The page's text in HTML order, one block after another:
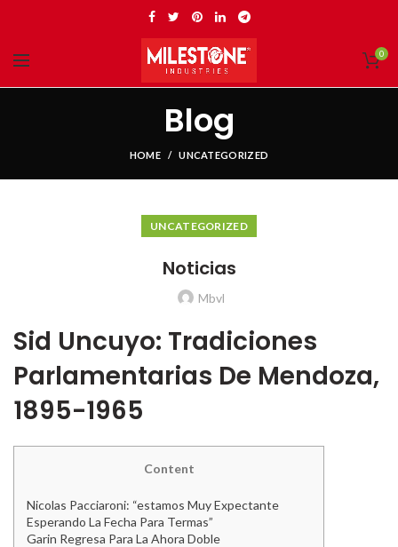
0
Blog
HOME UNCATEGORIZED
UNCATEGORIZED
Noticias
Mbvl
Sid Uncuyo: Tradiciones
Parlamentarias De Mendoza,
1895-1965
Content
Nicolas Pacciaroni: “estamos Muy Expectante
Esperando La Fecha Para Termas”
Garin Regresa Para La Ahora Doble